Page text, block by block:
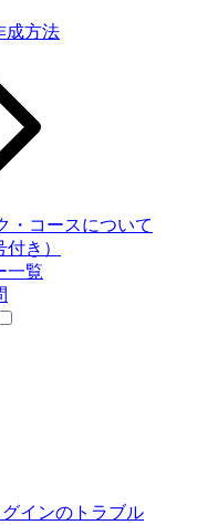
成方法
・コースについて
き）
一覧
インのトラブル